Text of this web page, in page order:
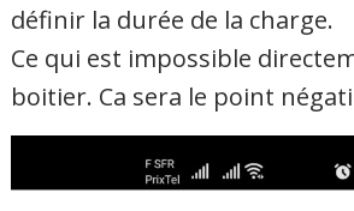
définir la durée de la charge.
Ce qui est impossible
boitier. Ca sera le point